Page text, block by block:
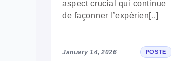
aspect crucial qui continue
de façonner l’expérien[..]
January 14, 2026 POSTE